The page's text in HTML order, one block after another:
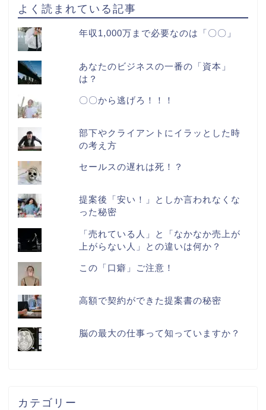
よく読まれている記事
年収1,000万まで必要なのは「〇〇」
あなたのビジネスの一番の「資本」
は？
〇〇から逃げろ！！！
部下やクライアントにイラッとした時
の考え方
セールスの遅れは死！？
提案後「安い！」としか言われなくな
った秘密
「売れている人」と「なかなか売上が
上がらない人」との違いは何か？
この「口癖」ご注意！
高額で契約ができた提案書の秘密
脳の最大の仕事って知っていますか？
カテゴリー